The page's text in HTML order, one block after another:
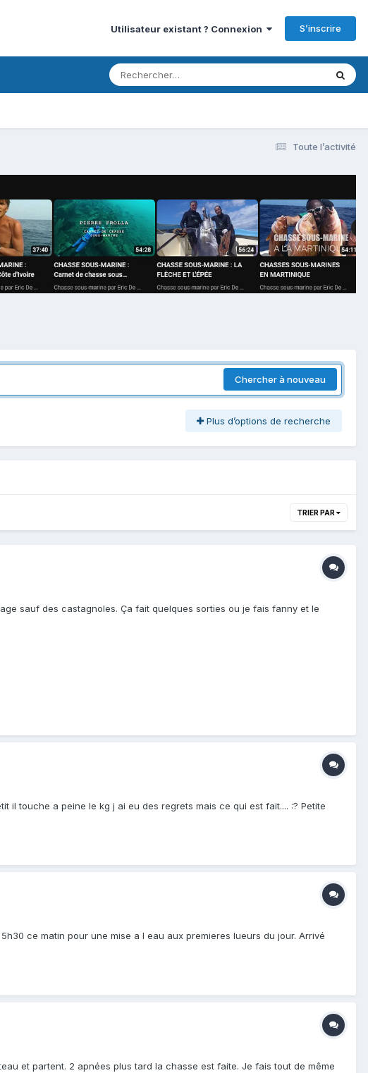
Utilisateur existant ? Connexion S’inscrire
Toute l’activité
Chercher à nouveau
Plus d’options de recherche
TRIER PAR
sauf des castagnoles. Ça fait quelques sorties ou je fais fanny et le
il touche a peine le kg j ai eu des regrets mais ce qui est fait.... :? Petite
ce matin pour une mise a l eau aux premieres lueurs du jour. Arrivé
et partent. 2 apnées plus tard la chasse est faite. Je fais tout de même